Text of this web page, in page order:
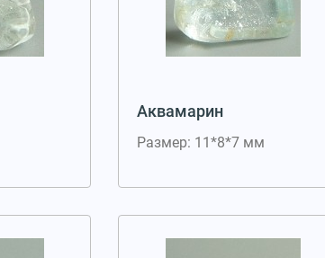
Аквамарин
Размер: 11*8*7 мм